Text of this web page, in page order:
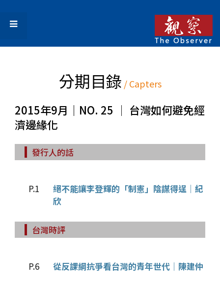
分期目錄 / Capters
2015年9月｜NO. 25 │ 台灣如何避免經
濟邊緣化
發行人的話
P.1
絕不能讓李登輝的「制憲」陰謀得逞｜紀
欣
台灣時評
P.6 從反課綱抗爭看台灣的青年世代｜陳建仲